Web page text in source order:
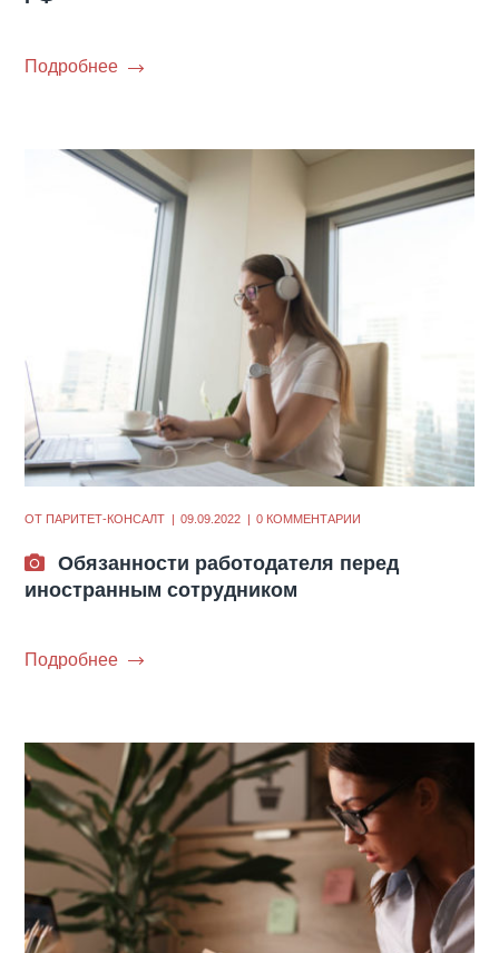
Подробнее
ОТ ПАРИТЕТ-КОНСАЛТ 09.09.2022 0 КОММЕНТАРИИ
Обязанности работодателя перед
иностранным сотрудником
Подробнее